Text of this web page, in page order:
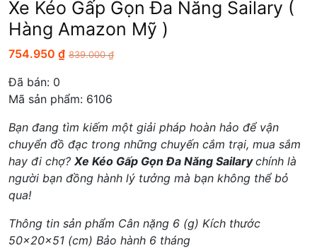
Xe Kéo Gấp Gọn Đa Năng Sailary (
Hàng Amazon Mỹ )
754.950 ₫ 839.000₫
Đã bán: 0
Mã sản phẩm: 6106
Bạn đang tìm kiếm một giải pháp hoàn hảo để vận
chuyển đồ đạc trong những chuyến cắm trại, mua sắm
hay đi chợ? Xe Kéo Gấp Gọn Đa Năng Sailarychính là
người bạn đồng hành lý tưởng mà bạn không thể bỏ
qua!
Thông tin sản phẩm Cân nặng 6 (g) Kích thước
50x20x51 (cm) Bảo hành 6 tháng